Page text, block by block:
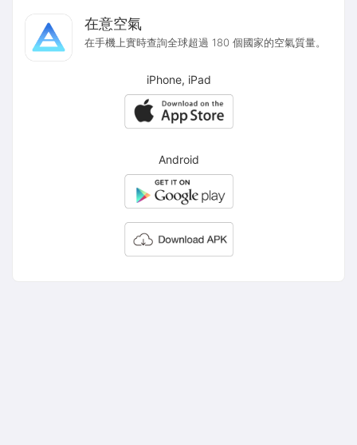
在意空氣
在手機上實時查詢全球超過 180 個國家的空氣質量。
iPhone, iPad
Android